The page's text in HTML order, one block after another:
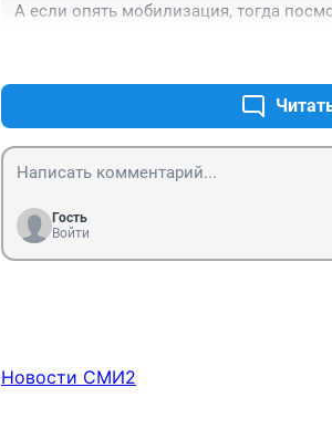
А если опять мобилизация, тогда
Гость
Войти
Новости СМИ2